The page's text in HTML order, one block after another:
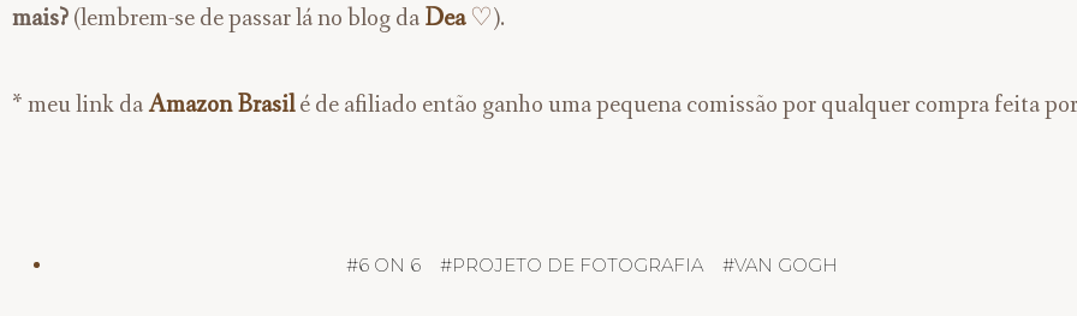
mais?(lembrem-se de passar lá no blog daDea♡).
* meu link daAmazon Brasilé de afiliado então ganho uma pequena comissão por qualquer compra feita
#6 ON 6 #PROJETO DE FOTOGRAFIA #VAN GOGH